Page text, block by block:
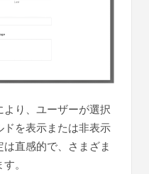
り、ユーザーが選択
ドを表示または非表示
直感的で、さまざま
。